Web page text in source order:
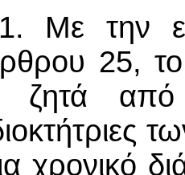
Με την
25, το
ζητά από
χρονικό